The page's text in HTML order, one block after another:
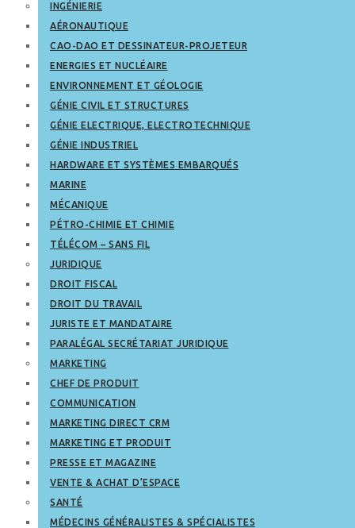
INGÉNIERIE
AÉRONAUTIQUE
CAO-DAO ET DESSINATEUR-PROJETEUR
ENERGIES ET NUCLÉAIRE
ENVIRONNEMENT ET GÉOLOGIE
GÉNIE CIVIL ET STRUCTURES
GÉNIE ELECTRIQUE, ELECTROTECHNIQUE
GÉNIE INDUSTRIEL
HARDWARE ET SYSTÈMES EMBARQUÉS
MARINE
MÉCANIQUE
PÉTRO-CHIMIE ET CHIMIE
TÉLÉCOM – SANS FIL
JURIDIQUE
DROIT FISCAL
DROIT DU TRAVAIL
JURISTE ET MANDATAIRE
PARALÉGAL SECRÉTARIAT JURIDIQUE
MARKETING
CHEF DE PRODUIT
COMMUNICATION
MARKETING DIRECT CRM
MARKETING ET PRODUIT
PRESSE ET MAGAZINE
VENTE & ACHAT D’ESPACE
SANTÉ
MÉDECINS GÉNÉRALISTES & SPÉCIALISTES